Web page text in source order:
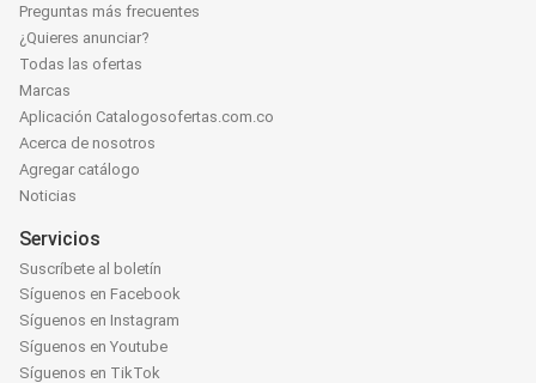
Preguntas más frecuentes
¿Quieres anunciar?
Todas las ofertas
Marcas
Aplicación Catalogosofertas.com.co
Acerca de nosotros
Agregar catálogo
Noticias
Servicios
Suscríbete al boletín
Síguenos en Facebook
Síguenos en Instagram
Síguenos en Youtube
Síguenos en TikTok